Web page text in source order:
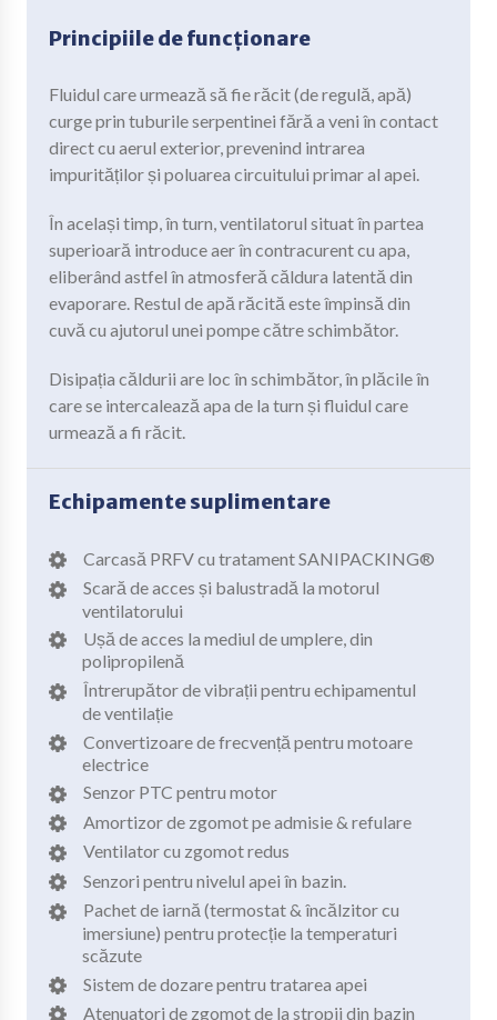
Principiile de funcționare
Fluidul care urmează să fie răcit (de regulă, apă)
curge prin tuburile serpentinei fără a veni în contact
direct cu aerul exterior, prevenind intrarea
impurităților și poluarea circuitului primar al apei.
În același timp, în turn, ventilatorul situat în partea
superioară introduce aer în contracurent cu apa,
eliberând astfel în atmosferă căldura latentă din
evaporare. Restul de apă răcită este împinsă din
cuvă cu ajutorul unei pompe către schimbător.
Disipația căldurii are loc în schimbător, în plăcile în
care se intercalează apa de la turn și fluidul care
urmează a fi răcit.
Echipamente suplimentare
Carcasă PRFV cu tratament SANIPACKING®
Scară de acces și balustradă la motorul
ventilatorului
Ușă de acces la mediul de umplere, din
polipropilenă
Întrerupător de vibrații pentru echipamentul
de ventilație
Convertizoare de frecvență pentru motoare
electrice
Senzor PTC pentru motor
Amortizor de zgomot pe admisie & refulare
Ventilator cu zgomot redus
Senzori pentru nivelul apei în bazin.
Pachet de iarnă (termostat & încălzitor cu
imersiune) pentru protecție la temperaturi
scăzute
Sistem de dozare pentru tratarea apei
Atenuatori de zgomot de la stropii din bazin